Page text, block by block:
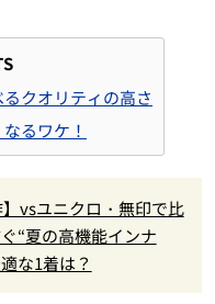
クオリティの高さ
るワケ！
】vsユニクロ・無印で比
“夏の高機能インナ
な1着は？